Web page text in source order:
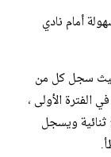
أمام نادي
سجل كل من
الفترة الأولى ،
ويسجل